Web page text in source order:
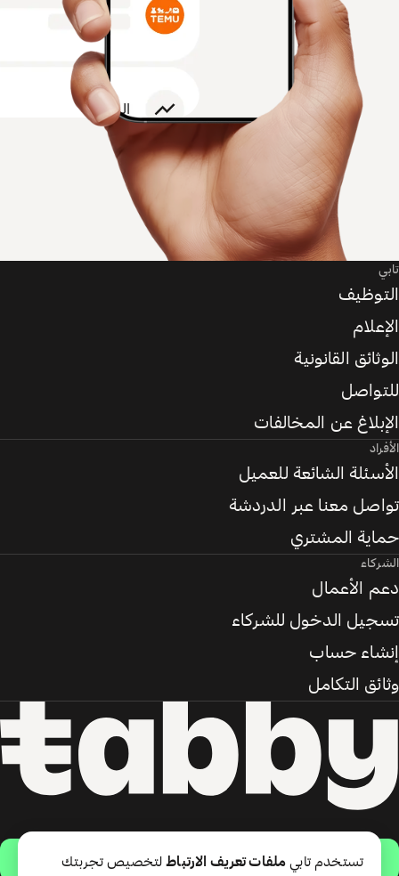
حمّل التطبيق
تابي
التوظيف
الإعلام
الوثائق القانونية
للتواصل
الإبلاغ عن المخالفات
الأفراد
الأسئلة الشائعة للعميل
تواصل معنا عبر الدردشة
حماية المشتري
الشركاء
دعم الأعمال
تسجيل الدخول للشركاء
إنشاء حساب
وثائق التكامل
تستخدم تابي ملفات تعريف الارتباطلتخصيص تجربتك